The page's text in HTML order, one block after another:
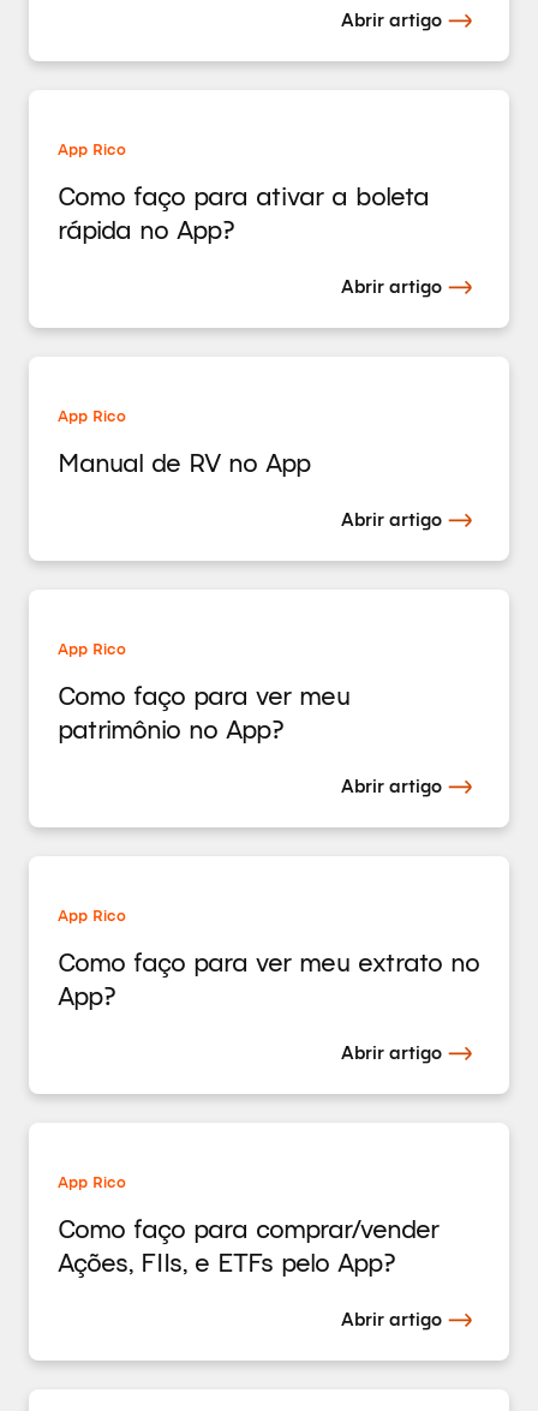
Abrir artigo
App Rico
Como faço para ativar a boleta
rápida no App?
Abrir artigo
App Rico
Manual de RV no App
Abrir artigo
App Rico
Como faço para ver meu
patrimônio no App?
Abrir artigo
App Rico
Como faço para ver meu extrato no
App?
Abrir artigo
App Rico
Como faço para comprar/vender
Ações, FIIs, e ETFs pelo App?
Abrir artigo